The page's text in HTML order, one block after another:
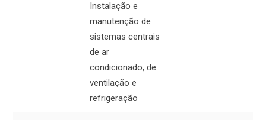
Instalação e
manutenção de
sistemas centrais
de ar
condicionado, de
ventilação e
refrigeração